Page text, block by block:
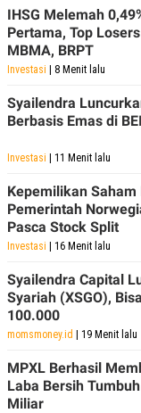
IHSG Melemah
Pertama, Top
MBMA, BRPT
Investasi | 8 Menit lalu
Syailendra
Berbasis Emas di BEI
Investasi | 11 Menit lalu
Kepemilikan Saham
Pemerintah
Pasca Stock Split
Investasi | 16 Menit lalu
Syailendra Capital
Syariah (XSGO),
100.000
momsmoney.id | 19 Menit lalu
MPXL Berhasil
Laba Bersih
Miliar